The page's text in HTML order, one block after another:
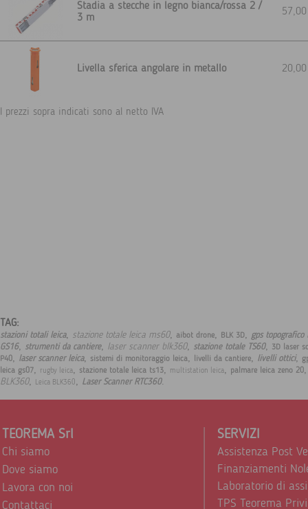
Stadia a stecche in legno bianca/rossa 2 /
3 m
Livella sferica angolare in metallo
I prezzi sopra indicati sono al netto IVA
TAG:
stazioni totali leica, stazione totale leica ms60, aibot drone, BLK 3D, gps topografico
GS16, strumenti da cantiere, laser scanner blk360, stazione totale TS60, 3D laser
P40, laser scanner leica, sistemi di monitoraggio leica, livelli da cantiere, livelli ottici,
leica gs07, rugby leica, stazione totale leica ts13, multistation leica, palmare leica zeno 20
BLK360, Leica BLK360, Laser Scanner RTC360.
TEOREMA Srl
Chi siamo
Dove siamo
Lavora con noi
Contattaci
SERVIZI
Assistenza Post
Finanziamenti
Laboratorio di
TPS Teorema